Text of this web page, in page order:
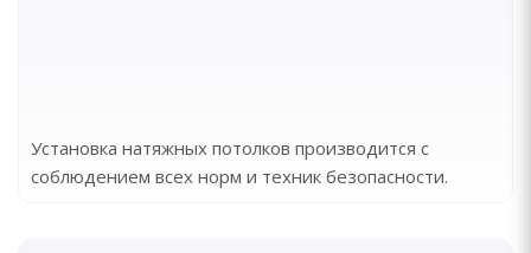
Установка натяжных потолков производится с
соблюдением всех норм и техник безопасности.